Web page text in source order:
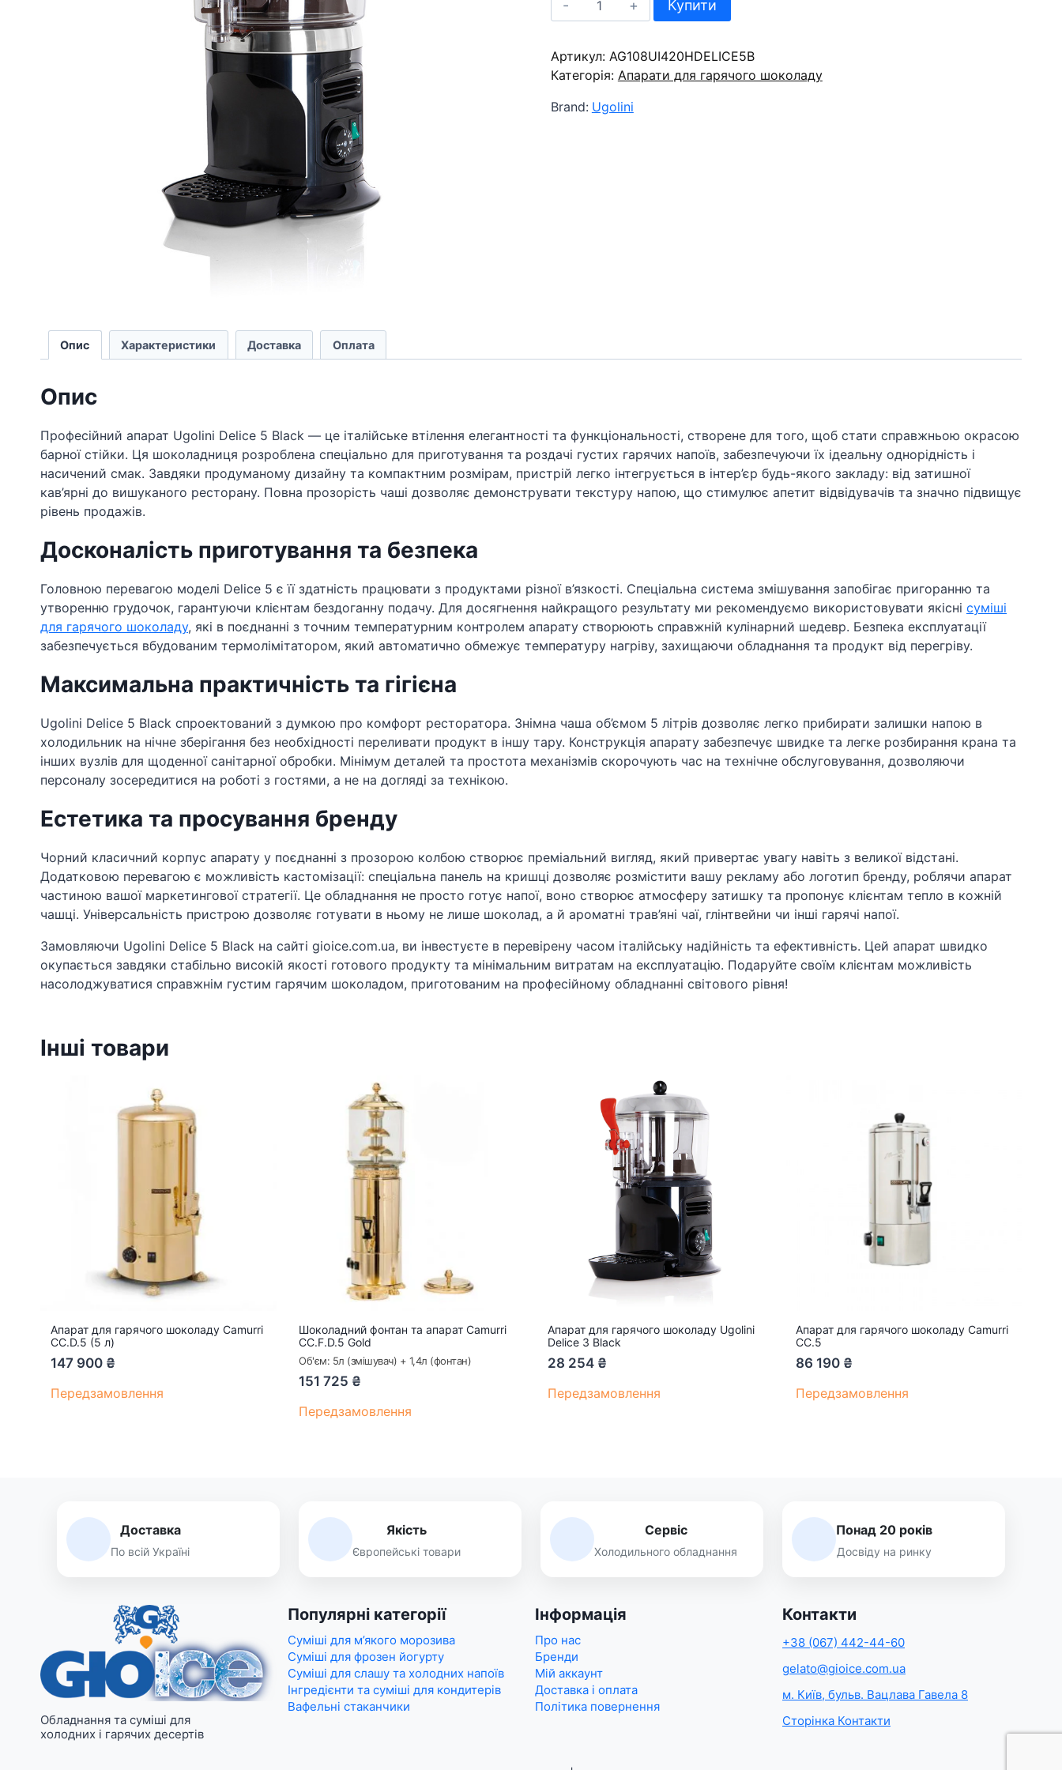
для
шоколаду
Ugolini
5
Купити
Артикул: AG108UI420HDELICE5B
Категорія: Апарати для гарячого шоколаду
Brand: Ugolini
Опис Характеристики Доставка Оплата
Опис
Професійний апарат Ugolini Delice 5 Black — це італійське втілення елегантності та функціональності, створене для того, щоб стати справжньою окрасою
барної стійки. Ця шоколадниця розроблена спеціально для приготування та роздачі густих гарячих напоїв, забезпечуючи їх ідеальну однорідність і
насичений смак. Завдяки продуманому дизайну та компактним розмірам, пристрій легко інтегрується в інтер’єр будь-якого закладу: від затишної
кав’ярні до вишуканого ресторану. Повна прозорість чаші дозволяє демонструвати текстуру напою, що стимулює апетит відвідувачів та значно підвищує
рівень продажів.
Досконалість приготування та безпека
Головною перевагою моделі Delice 5 є її здатність працювати з продуктами різної в’язкості. Спеціальна система змішування запобігає пригоранню та
утворенню грудочок, гарантуючи клієнтам бездоганну подачу. Для досягнення найкращого результату ми рекомендуємо використовувати якісні суміші
для гарячого шоколаду, які в поєднанні з точним температурним контролем апарату створюють справжній кулінарний шедевр. Безпека експлуатації
забезпечується вбудованим термолімітатором, який автоматично обмежує температуру нагріву, захищаючи обладнання та продукт від перегріву.
Максимальна практичність та гігієна
Ugolini Delice 5 Black спроектований з думкою про комфорт ресторатора. Знімна чаша об’ємом 5 літрів дозволяє легко прибирати залишки напою в
холодильник на нічне зберігання без необхідності переливати продукт в іншу тару. Конструкція апарату забезпечує швидке та легке розбирання крана та
інших вузлів для щоденної санітарної обробки. Мінімум деталей та простота механізмів скорочують час на технічне обслуговування, дозволяючи
персоналу зосередитися на роботі з гостями, а не на догляді за технікою.
Естетика та просування бренду
Чорний класичний корпус апарату у поєднанні з прозорою колбою створює преміальний вигляд, який привертає увагу навіть з великої відстані.
Додатковою перевагою є можливість кастомізації: спеціальна панель на кришці дозволяє розмістити вашу рекламу або логотип бренду, роблячи апарат
частиною вашої маркетингової стратегії. Це обладнання не просто готує напої, воно створює атмосферу затишку та пропонує клієнтам тепло в кожній
чашці. Універсальність пристрою дозволяє готувати в ньому не лише шоколад, а й ароматні трав’яні чаї, глінтвейни чи інші гарячі напої.
Замовляючи Ugolini Delice 5 Black на сайті gioice.com.ua, ви інвестуєте в перевірену часом італійську надійність та ефективність. Цей апарат швидко
окупається завдяки стабільно високій якості готового продукту та мінімальним витратам на експлуатацію. Подаруйте своїм клієнтам можливість
насолоджуватися справжнім густим гарячим шоколадом, приготованим на професійному обладнанні світового рівня!
Інші товари
Апарат для гарячого шоколаду Camurri
CC.D.5 (5 л)
147 900 ₴
Передзамовлення
Шоколадний фонтан та апарат Camurri
CC.F.D.5 Gold
Об'єм: 5л (змішувач) + 1,4л (фонтан)
151 725 ₴
Передзамовлення
Апарат для гарячого шоколаду Ugolini
Delice 3 Black
28 254 ₴
Передзамовлення
Апарат для гарячого шоколаду Camurri
CC.5
86 190 ₴
Передзамовлення
Доставка
По всій Україні
Якість
Європейські товари
Сервіс
Холодильного обладнання
Понад 20 років
Досвіду на ринку
Обладнання та суміші для
холодних і гарячих десертів
Популярні категорії
Суміші для м’якого морозива
Суміші для фрозен йогурту
Суміші для слашу та холодних напоїв
Інгредієнти та суміші для кондитерів
Вафельні стаканчики
Інформація
Про нас
Бренди
Мій аккаунт
Доставка і оплата
Політика повернення
Контакти
+38 (067) 442-44-60
gelato@gioice.com.ua
м. Київ, бульв. Вацлава Гавела 8
Сторінка Контакти